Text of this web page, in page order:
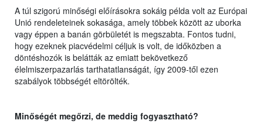
A túl szigorú minőségi előírásokra sokáig példa volt az Európai
Unió rendeleteinek sokasága, amely többek között az uborka
vagy éppen a banán görbületét is megszabta. Fontos tudni,
hogy ezeknek piacvédelmi céljuk is volt, de időközben a
döntéshozók is belátták az emiatt bekövetkező
élelmiszerpazarlás tarthatatlanságát, így 2009-től ezen
szabályok többségét eltörölték.
Minőségét megőrzi, de meddig fogyasztható?